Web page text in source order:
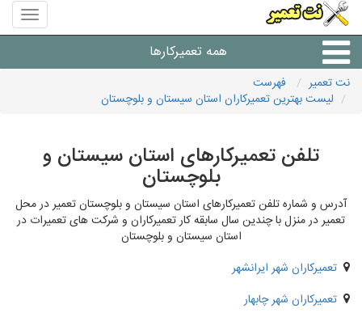
منوی
سایت
تعمیر
همه تعمیرکارها
شرکت های تعمیرات لوازم
نت تعمیر
فهرست
لیست بهترین تعمیرکاران استان سیستان و بلوچستان
تلفن تعمیرکارهای استان سیستان و
بلوچستان
آدرس و شماره تلفن تعمیرکارهای استان سیستان و بلوچستان تعمیر در محل
تعمیر در منزل با چندین سال سابقه کار تعمیرکاران و شرکت های تعمیرات در
استان سیستان و بلوچستان
تعمیرکاران شهر ایرانشهر
تعمیرکاران شهر چابهار